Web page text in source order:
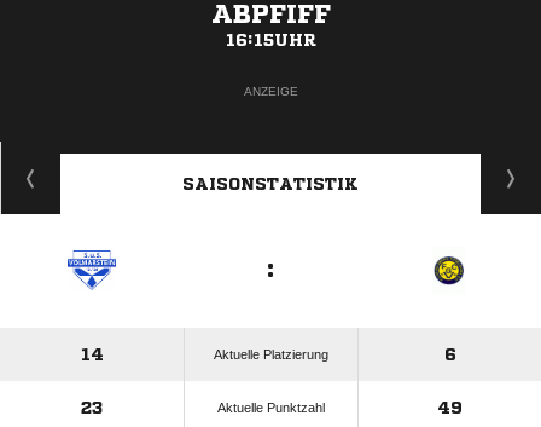
ABPFIFF
16:15UHR
ANZEIGE
SAISONSTATISTIK
:
14 Aktuelle Platzierung 6
23 Aktuelle Punktzahl 49